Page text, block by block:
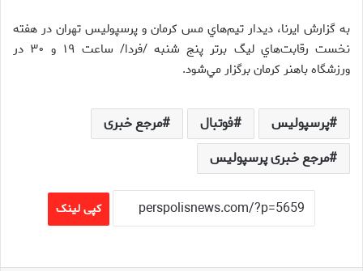
به گزارش ايرنا، ديدار تيم‌هاي مس كرمان و پرسپوليس تهران در هفته
نخست رقابت‌هاي ليگ برتر پنج شنبه /فردا/ ساعت ‪ ۱۹‬و ‪ ۳۰‬در
ورزشگاه باهنر كرمان برگزار مي‌شود.
پرسپولیس فوتبال
مرجع خبری
مرجع خبری پرسپولیس
کپی لینک